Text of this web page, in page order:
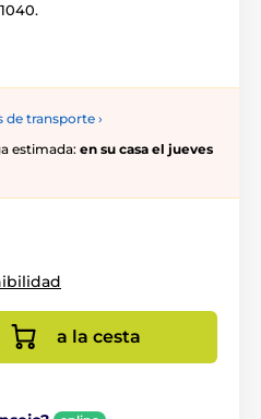
de transporte ›
estimada: en su casa el jueves
a la cesta